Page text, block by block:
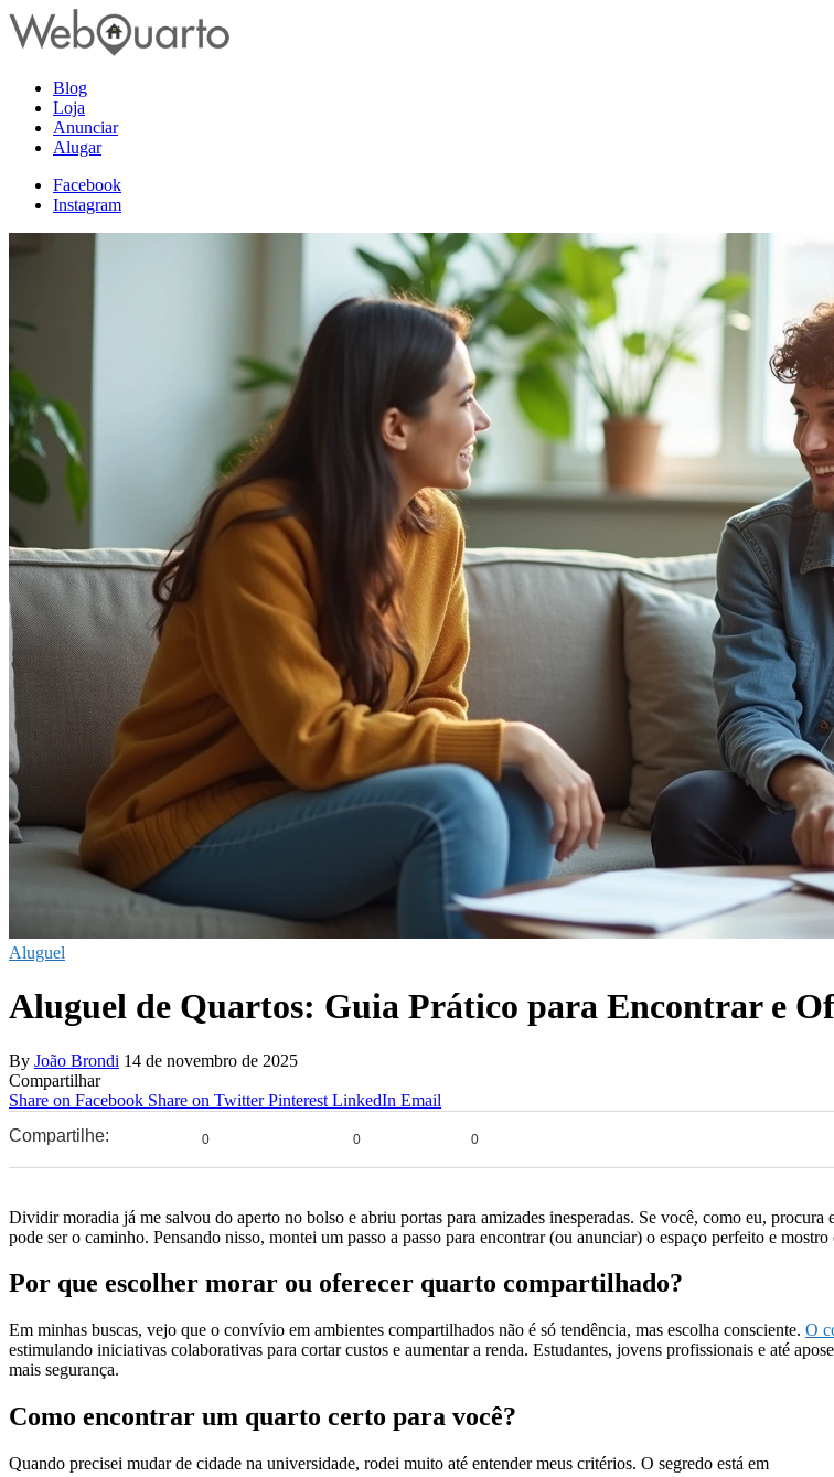
Blog
Loja
Anunciar
Alugar
Facebook
Instagram
Aluguel
Aluguel de Quartos: Guia Prático para Encontrar e
By João Brondi 14 de novembro de 2025
Compartilhar
Share on Facebook Share on Twitter Pinterest LinkedIn Email
Compartilhe:
0 0 0
Dividir moradia já me salvou do aperto no bolso e abriu portas para amizades inesperadas. Se você, como eu,
pode ser o caminho. Pensando nisso, montei um passo a passo para encontrar (ou anunciar) o espaço perfeito e
Por que escolher morar ou oferecer quarto compartilhado?
Em minhas buscas, vejo que o convívio em ambientes compartilhados não é só tendência, mas escolha consciente. O
estimulando iniciativas colaborativas para cortar custos e aumentar a renda. Estudantes, jovens profissionais e até
mais segurança.
Como encontrar um quarto certo para você?
Quando precisei mudar de cidade na universidade, rodei muito até entender meus critérios. O segredo está em